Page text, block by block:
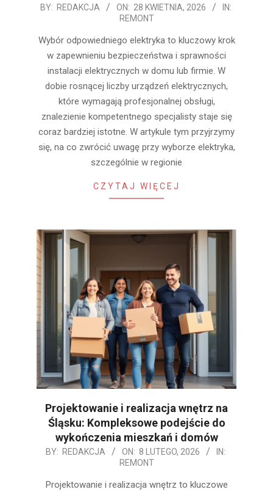
2026-
28
BY: REDAKCJA ON: 28 KWIETNIA, 2026
IN:
REMONT
Wybór odpowiedniego elektryka to kluczowy krok
w zapewnieniu bezpieczeństwa i sprawności
instalacji elektrycznych w domu lub firmie. W
dobie rosnącej liczby urządzeń elektrycznych,
które wymagają profesjonalnej obsługi,
znalezienie kompetentnego specjalisty staje się
coraz bardziej istotne. W artykule tym przyjrzymy
się, na co zwrócić uwagę przy wyborze elektryka,
szczególnie w regionie
CZYTAJ WIĘCEJ
Projektowanie i realizacja wnętrz na
Śląsku: Kompleksowe podejście do
wykończenia mieszkań i domów
2026-
BY: REDAKCJA ON: 8 LUTEGO, 2026
IN:
REMONT
Projektowanie i realizacja wnętrz to kluczowe